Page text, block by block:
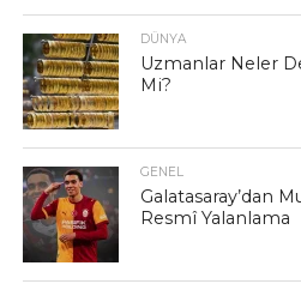
DÜNYA
Uzmanlar Neler
Mi?
GENEL
Galatasaray’dan
Resmî Yalanlama